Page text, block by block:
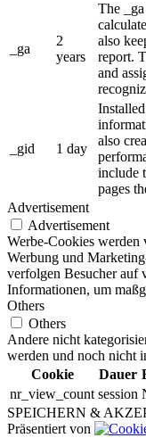
_ga
2
years
The
also
report.
and
_gid 1 day
also
include
pages
Advertisement
Advertisement
Werbe-Cookies werden
Werbung und
verfolgen Besucher auf
Informationen, um
Others
Others
Andere nicht
werden und noch nicht
Cookie
Dauer
nr_view_count session
SPEICHERN &
Präsentiert von